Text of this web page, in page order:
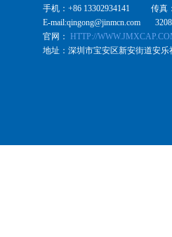
手机：+86 13302934141 传真
E-mail:qingong@jinmcn.com
官网： HTTP://
地址：深圳市宝安区新安街道安